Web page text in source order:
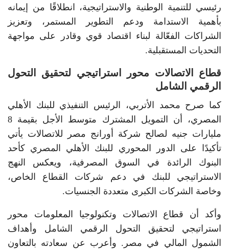
رئيسي للتنمية الوطنية والاستراتيجية، انطلاقًا من إيمانه
بأهمية الاستدامة ودعم التطوير المستمر، وتعزيز
الشراكات الفعّالة لبناء اقتصاد قوي وقادر على مواجهة
التحديات المستقبلية.
قطاع الاتصالات محور استراتيجي لتحقيق التحول
الرقمي الشامل
كما صرح محمد الأتربي، الرئيس التنفيذي للبنك الأهلي
المصري، أن التمويل المشترك متوسط الأجل بقيمة 8
مليارات جنيه لصالح شركة أورانج مصر للاتصالات يأتي
تأكيدًا على الدور المحوري للبنك الأهلي المصري كأحد
البنوك الرائدة في السوق المصرفية، ويعكس النهج
الاستراتيجي للبنك في دعم شركات القطاع الخاص،
وخاصة الشركات الكبرى متعددة الجنسيات.
وأكد أن قطاع الاتصالات وتكنولوجيا المعلومات محور
استراتيجي لتحقيق التحول الرقمي الشامل وأهداف
الشمول المالي في مصر. وأعرب عن سعادته بالتعاون